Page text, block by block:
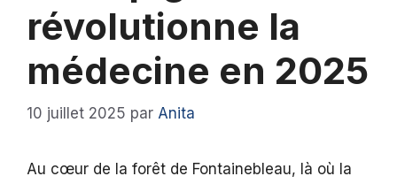
révolutionne la
médecine en 2025
10 juillet 2025 par Anita
Au cœur de la forêt de Fontainebleau, là où la